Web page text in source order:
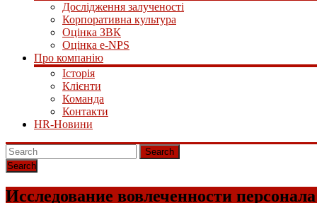
Дослідження залученості
Корпоративна культура
Оцінка ЗВК
Оцінка e-NPS
Про компанію
Історія
Клієнти
Команда
Контакти
HR-Новини
Search
Исследование вовлеченности